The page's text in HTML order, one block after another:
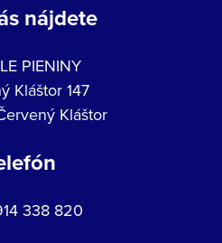
nájdete
PIENINY
Kláštor 147
Kláštor
338 820